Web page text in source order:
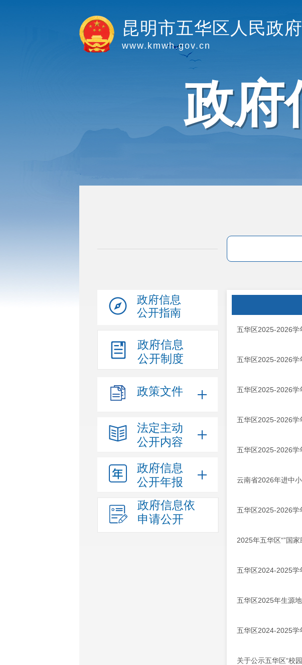
昆明市五华区人民政府
www.kmwh.gov.cn
政府
政府信息
公开指南
政府信息
公开制度
政策文件
法定主动
公开内容
政府信息
公开年报
政府信息依
申请公开
五华区2025-2026学
五华区2025-2026学
五华区2025-2026学
五华区2025-2026学
五华区2025-2026学
云南省2026年进中
五华区2025-2026学
2025年五华区“”国
五华区2024-2025学
五华区2025年生源
五华区2024-2025学
关于公示五华区“校